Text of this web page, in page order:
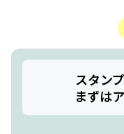
スタン
まずは